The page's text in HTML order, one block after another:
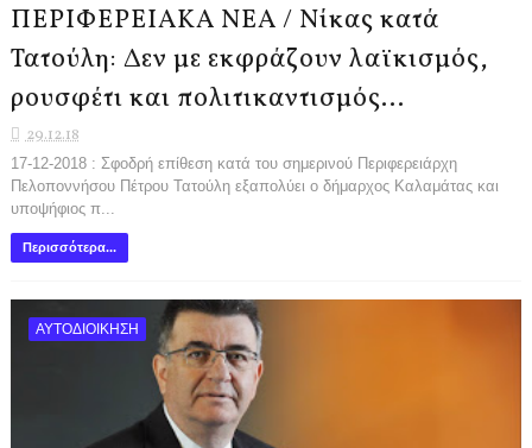
ΠΕΡΙΦΕΡΕΙΑΚΑ ΝΕΑ / Νίκας κατά
Τατούλη: Δεν με εκφράζουν λαϊκισμός,
ρουσφέτι και πολιτικαντισμός…
29.12.18
17-12-2018 : Σφοδρή επίθεση κατά του σημερινού Περιφερειάρχη
Πελοποννήσου Πέτρου Τατούλη εξαπολύει ο δήμαρχος Καλαμάτας και
υποψήφιος π...
Περισσότερα...
ΑΥΤΟΔΙΟΙΚΗΣΗ